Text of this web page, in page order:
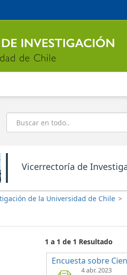
Buscar
Vicerrectoría de
de la Universidad de Chile >
1 a 1 de 1 Resultado
Encuesta sobre
4 abr. 2023